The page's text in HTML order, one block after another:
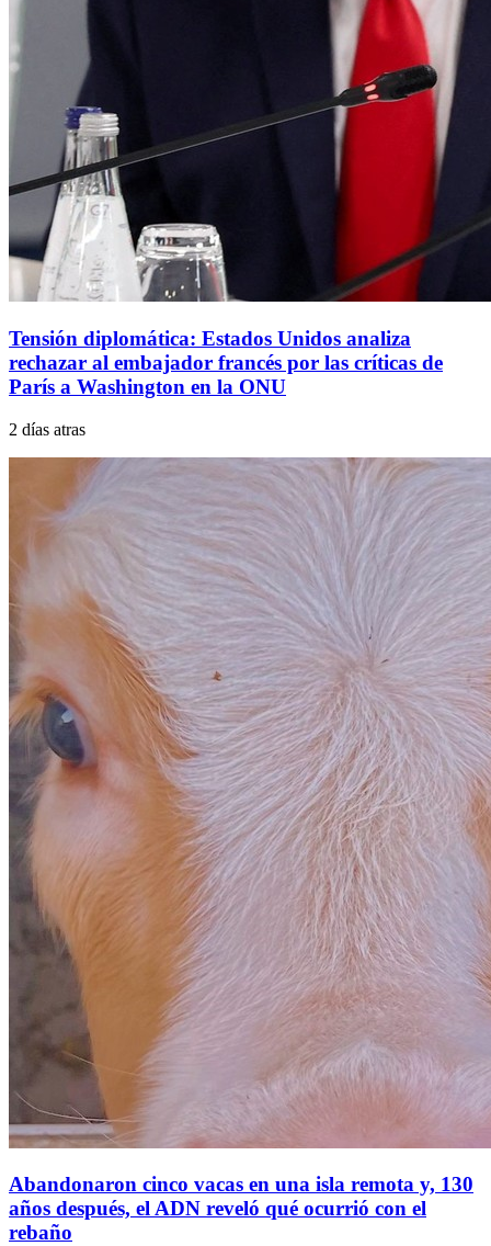
Tensión diplomática: Estados Unidos analiza
rechazar al embajador francés por las críticas de
París a Washington en la ONU
2 días atras
Abandonaron cinco vacas en una isla remota y, 130
años después, el ADN reveló qué ocurrió con el
rebaño